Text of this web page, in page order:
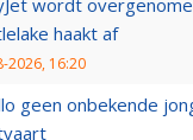
haakt af
2026, 16:20
geen onbekende